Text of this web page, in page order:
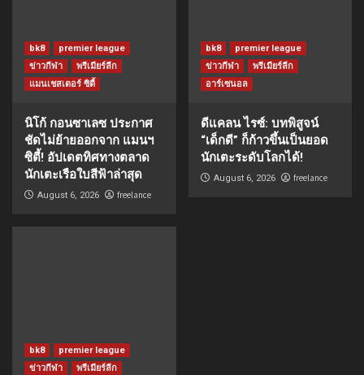
bk8
premier league
ข่าวกีฬา
พรีเมียร์ลีก
แมนเชสเตอร์ ซิตี้
นิโก้ กอนซาเลซ ประกาศ
ชัดไม่ย้ายออกจาก แมนฯ
ซิตี้! อัปเดตทิศทางตลาด
นักเตะเรือใบสีฟ้าล่าสุด
August 6, 2026 freelance
bk8
premier league
ข่าวกีฬา
พรีเมียร์ลีก
อาร์เซนอล
ดีแคลน ไรซ์: บทพิสูจน์
“เด็กดี” ก็ก้าวขึ้นเป็นยอด
นักเตะระดับโลกได้!
August 6, 2026 freelance
bk8
premier league
ข่าวกีฬา
พรีเมียร์ลีก